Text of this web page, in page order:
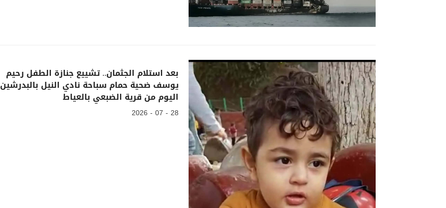
بعد استلام الجثمان.. تشييع جنازة الطفل رحيم
يوسف ضحية حمام سباحة نادي النيل بالبدرشين
اليوم من قرية الضبعي بالعياط
28 - 07 - 2026